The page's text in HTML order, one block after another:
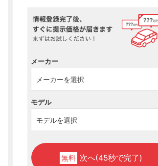
メーカー
モデル
無料 次へ(45秒で完了)